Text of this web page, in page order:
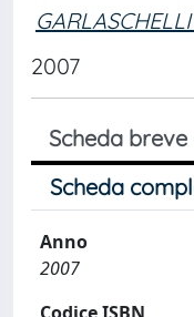
2007
Scheda breve
Scheda
Anno
2007